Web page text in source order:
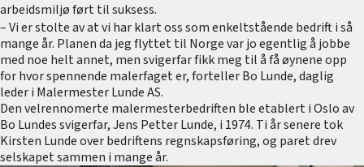
arbeidsmiljø ført til suksess.
– Vi er stolte av at vi har klart oss som enkeltstående bedrift i så
mange år. Planen da jeg flyttet til Norge var jo egentlig å jobbe
med noe helt annet, men svigerfar fikk meg til å få øynene opp
for hvor spennende malerfaget er, forteller Bo Lunde, daglig
leder i Malermester Lunde AS.
Den velrennomerte malermesterbedriften ble etablert i Oslo av
Bo Lundes svigerfar, Jens Petter Lunde, i 1974. Ti år senere tok
Kirsten Lunde over bedriftens regnskapsføring, og paret drev
selskapet sammen i mange år.